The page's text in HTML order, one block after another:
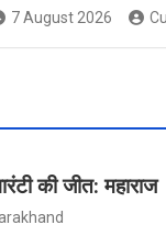
7 August 2026
की जीत: महाराज